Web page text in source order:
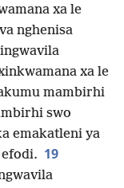
xa le
nghenisa
xa le
mambirhi
swo
emakatleni ya
19